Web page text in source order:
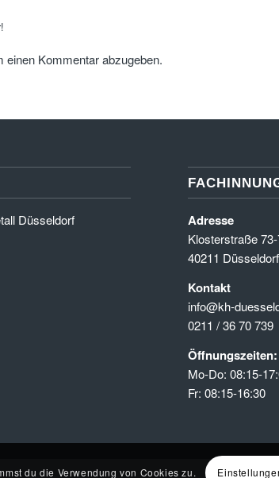
einen Kommentar abzugeben.
Düsseldorf Adresse
Klosterstraße
40211 Düsseldorf
Kontakt
info@kh-
0211 / 36 70 739
Öffnungszeiten:
Mo-Do: 08:15-
Fr: 08:15-16:30
du die Verwendung von Cookies zu.